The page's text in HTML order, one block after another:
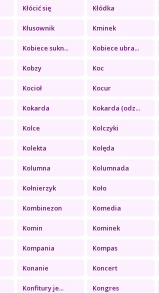
Kłócić się Kłódka
Kłusownik Kminek
Kobiece sukn... Kobiece ubra...
Kobzy Koc
Kocioł Kocur
Kokarda Kokarda (odz...
Kolce Kolczyki
Kolekta Kolęda
Kolumna Kolumnada
Kołnierzyk Koło
Kombinezon Komedia
Komin Kominek
Kompania Kompas
Konanie Koncert
Konfitury je... Kongres